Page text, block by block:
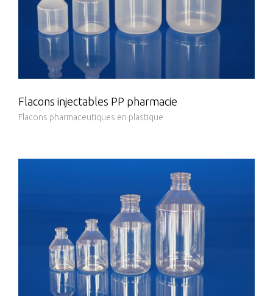
Flacons injectables PP pharmacie
Flacons pharmaceutiques en plastique